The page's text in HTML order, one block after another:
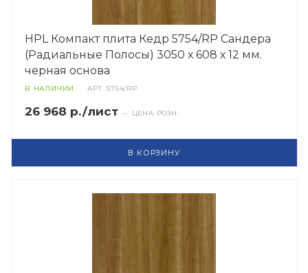
HPL Компакт плита Кедр 5754/RP Сандера
(Радиальные Полосы) 3050 х 608 х 12 мм.
черная основа
В НАЛИЧИИ АРТ.5754/RP
26 968 р./лист — ЦЕНА РОЗН.
В КОРЗИНУ